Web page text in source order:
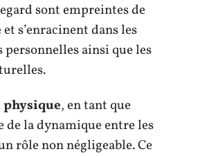
sont empreintes de
s’enracinent dans les
personnelles ainsi que les
, en tant que
de la dynamique entre les
rôle non négligeable. Ce